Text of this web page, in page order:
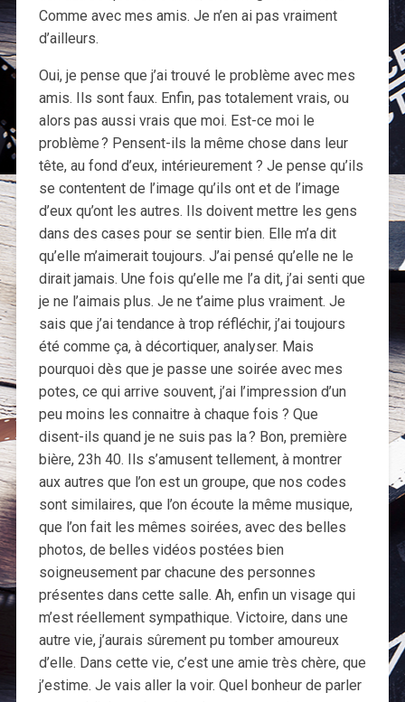
Comme avec mes amis. Je n’en ai pas vraiment
d’ailleurs.
Oui, je pense que j’ai trouvé le problème avec mes
amis. Ils sont faux. Enfin, pas totalement vrais, ou
alors pas aussi vrais que moi. Est-ce moi le
problème ? Pensent-ils la même chose dans leur
tête, au fond d’eux, intérieurement ? Je pense qu’ils
se contentent de l’image qu’ils ont et de l’image
d’eux qu’ont les autres. Ils doivent mettre les gens
dans des cases pour se sentir bien. Elle m’a dit
qu’elle m’aimerait toujours. J’ai pensé qu’elle ne le
dirait jamais. Une fois qu’elle me l’a dit, j’ai senti que
je ne l’aimais plus. Je ne t’aime plus vraiment. Je
sais que j’ai tendance à trop réfléchir, j’ai toujours
été comme ça, à décortiquer, analyser. Mais
pourquoi dès que je passe une soirée avec mes
potes, ce qui arrive souvent, j’ai l’impression d’un
peu moins les connaitre à chaque fois ? Que
disent-ils quand je ne suis pas la ? Bon, première
bière, 23h 40. Ils s’amusent tellement, à montrer
aux autres que l’on est un groupe, que nos codes
sont similaires, que l’on écoute la même musique,
que l’on fait les mêmes soirées, avec des belles
photos, de belles vidéos postées bien
soigneusement par chacune des personnes
présentes dans cette salle. Ah, enfin un visage qui
m’est réellement sympathique. Victoire, dans une
autre vie, j’aurais sûrement pu tomber amoureux
d’elle. Dans cette vie, c’est une amie très chère, que
j’estime. Je vais aller la voir. Quel bonheur de parler